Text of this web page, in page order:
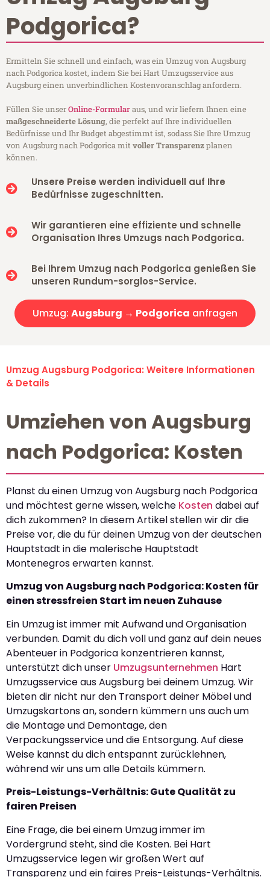
Podgorica?
Ermitteln Sie schnell und einfach, was ein Umzug von Augsburg
nach Podgorica kostet, indem Sie bei Hart Umzugsservice aus
Augsburg einen unverbindlichen Kostenvoranschlag anfordern.
Füllen Sie unserOnline-Formularaus, und wir liefern Ihnen eine
maßgeschneiderte Lösung, die perfekt auf Ihre individuellen
Bedürfnisse und Ihr Budget abgestimmt ist, sodass Sie Ihre Umzug
von Augsburg nach Podgorica mitvoller Transparenzplanen
können.
Unsere Preise werden individuell auf Ihre
Bedürfnisse zugeschnitten.
Wir garantieren eine effiziente und schnelle
Organisation Ihres Umzugs nach Podgorica.
Bei Ihrem Umzug nach Podgorica genießen Sie
unseren Rundum-sorglos-Service.
Umzug: Augsburg → Podgorica anfragen
Umzug Augsburg Podgorica: Weitere Informationen
& Details
Umziehen von Augsburg
nach Podgorica: Kosten
Planst du einen Umzug von Augsburg nach Podgorica
und möchtest gerne wissen, welche Kosten dabei auf
dich zukommen? In diesem Artikel stellen wir dir die
Preise vor, die du für deinen Umzug von der deutschen
Hauptstadt in die malerische Hauptstadt
Montenegros erwarten kannst.
Umzug von Augsburg nach Podgorica: Kosten für
einen stressfreien Start im neuen Zuhause
Ein Umzug ist immer mit Aufwand und Organisation
verbunden. Damit du dich voll und ganz auf dein neues
Abenteuer in Podgorica konzentrieren kannst,
unterstützt dich unser Umzugsunternehmen Hart
Umzugsservice aus Augsburg bei deinem Umzug. Wir
bieten dir nicht nur den Transport deiner Möbel und
Umzugskartons an, sondern kümmern uns auch um
die Montage und Demontage, den
Verpackungsservice und die Entsorgung. Auf diese
Weise kannst du dich entspannt zurücklehnen,
während wir uns um alle Details kümmern.
Preis-Leistungs-Verhältnis: Gute Qualität zu
fairen Preisen
Eine Frage, die bei einem Umzug immer im
Vordergrund steht, sind die Kosten. Bei Hart
Umzugsservice legen wir großen Wert auf
Transparenz und ein faires Preis-Leistungs-Verhältnis.